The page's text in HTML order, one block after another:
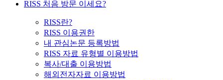
RISS 처음 방문 이세요?
RISS란?
RISS 이용권한
내 관심논문 등록방법
RISS 자료 유형별 이용방법
복사/대출 이용방법
해외전자자료 이용방법